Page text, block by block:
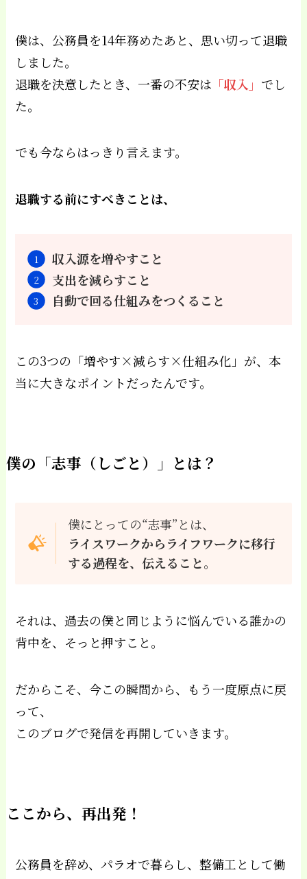
僕は、公務員を14年務めたあと、思い切って退職
しました。
退職を決意したとき、一番の不安は 「収入」 でし
た。
でも今ならはっきり言えます。
退職する前にすべきことは、
収入源を増やすこと
支出を減らすこと
自動で回る仕組みをつくること
この3つの「増やす×減らす×仕組み化」が、本
当に大きなポイントだったんです。
僕の「志事（しごと）」とは？
僕にとっての“志事”とは、
ライスワークからライフワークに移行
する過程を、伝えること。
それは、過去の僕と同じように悩んでいる誰かの
背中を、そっと押すこと。
だからこそ、今この瞬間から、もう一度原点に戻
って、
このブログで発信を再開していきます。
ここから、再出発！
公務員を辞め、パラオで暮らし、整備工として働